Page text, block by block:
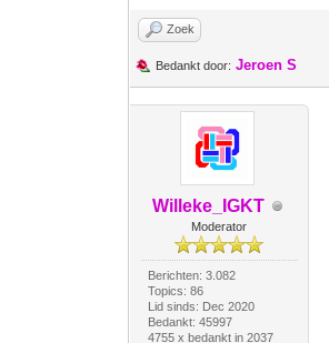
Zoek
Bedankt door: Jeroen S
Willeke_IGKT
Moderator
Berichten: 3.082
Topics: 86
Lid sinds: Dec 2020
Bedankt: 45997
4755 x bedankt in 2037